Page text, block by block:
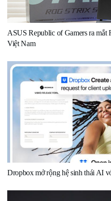
ASUS Republic of Gamers ra
Việt Nam
Dropbox mở rộng hệ sinh thái AI